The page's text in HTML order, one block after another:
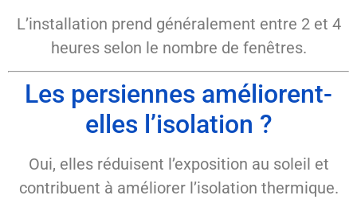
L’installation prend généralement entre 2 et 4
heures selon le nombre de fenêtres.
Les persiennes améliorent-
elles l’isolation ?
Oui, elles réduisent l’exposition au soleil et
contribuent à améliorer l’isolation thermique.